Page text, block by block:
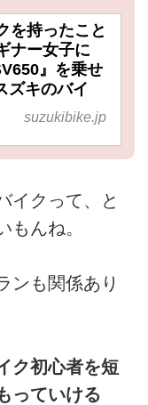
を持ったこと
ナー女子に
』を乗せ
ズキのバイ
suzukibike.jp
クって、と
もんね。
ンも関係あり
ク初心者を短
っていける